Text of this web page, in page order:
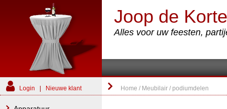
Joop de
Alles voor uw feesten,
Login Nieuwe klant Home / Meubilair / podiumdelen